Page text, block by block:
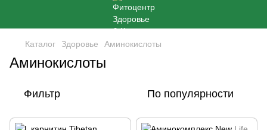
Каталог Здоровье Аминокислоты
Аминокислоты
Фильтр По популярности